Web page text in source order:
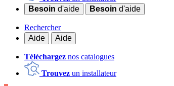
Besoin d'aide Besoin d'aide
Rechercher
Aide
Aide
Téléchargez nos catalogues
Trouvez un installateur